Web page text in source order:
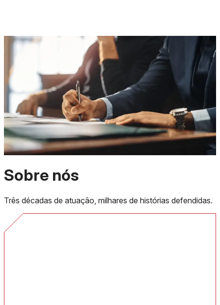
Sobre nós
Três décadas de atuação, milhares de histórias defendidas.